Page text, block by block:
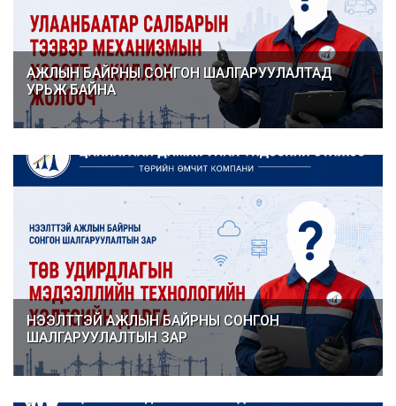
АЖЛЫН БАЙРНЫ СОНГОН ШАЛГАРУУЛАЛТАД
УРЬЖ БАЙНА
НЭЭЛТТЭЙ АЖЛЫН БАЙРНЫ СОНГОН
ШАЛГАРУУЛАЛТЫН ЗАР